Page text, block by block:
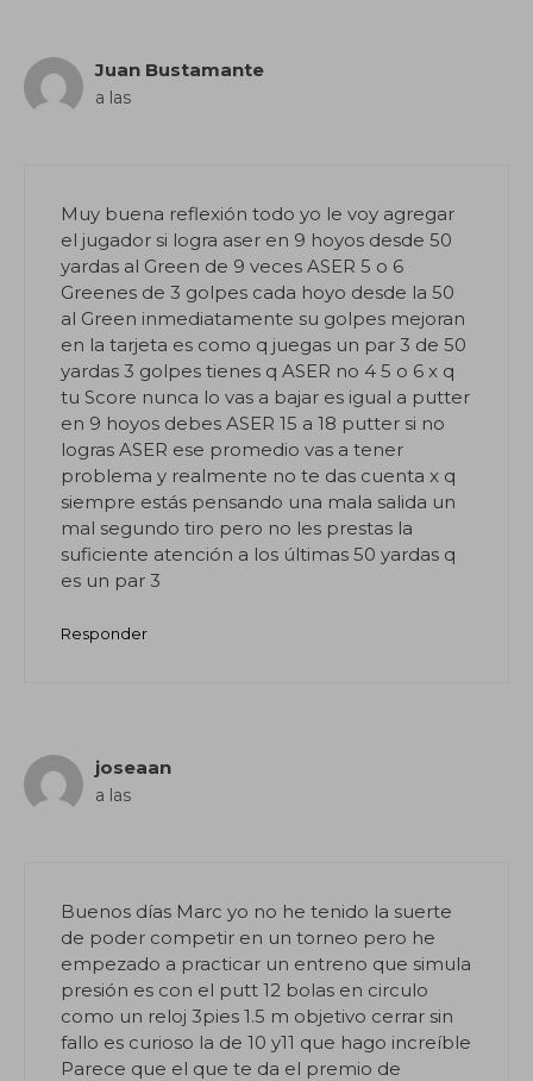
Juan Bustamante
a las
Muy buena reflexión todo yo le voy agregar
el jugador si logra aser en 9 hoyos desde 50
yardas al Green de 9 veces ASER 5 o 6
Greenes de 3 golpes cada hoyo desde la 50
al Green inmediatamente su golpes mejoran
en la tarjeta es como q juegas un par 3 de 50
yardas 3 golpes tienes q ASER no 4 5 o 6 x q
tu Score nunca lo vas a bajar es igual a putter
en 9 hoyos debes ASER 15 a 18 putter si no
logras ASER ese promedio vas a tener
problema y realmente no te das cuenta x q
siempre estás pensando una mala salida un
mal segundo tiro pero no les prestas la
suficiente atención a los últimas 50 yardas q
es un par 3
Responder
joseaan
a las
Buenos días Marc yo no he tenido la suerte
de poder competir en un torneo pero he
empezado a practicar un entreno que simula
presión es con el putt 12 bolas en circulo
como un reloj 3pies 1.5 m objetivo cerrar sin
fallo es curioso la de 10 y11 que hago increíble
Parece que el que te da el premio de